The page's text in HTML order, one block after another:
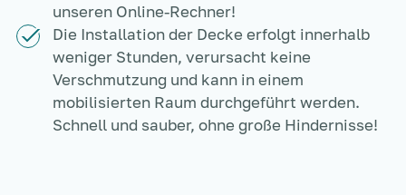
unseren Online-Rechner!
Die Installation der Decke erfolgt innerhalb
weniger Stunden, verursacht keine
Verschmutzung und kann in einem
mobilisierten Raum durchgeführt werden.
Schnell und sauber, ohne große Hindernisse!